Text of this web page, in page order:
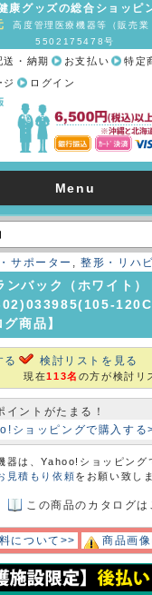
康グッズの総合ショッ
高度管理医療機器等（販売
5502175478号
送・納期 お支払い
特定
ジ ログイン
Menu
サポーター ,整形・リハ
ク（ホワイト）ＬＬ ﾗﾝﾊ
120CM)【1枚単位】【
バック（ホワイト）
商品】
る 検討リストを見る
現在113名 の方が検討リ
ントがたまる！
ショッピングで購入する
器は、Yahoo!ショッピング
見積もり依頼をお願い致し
この商品のカタログは
について>> 商品画